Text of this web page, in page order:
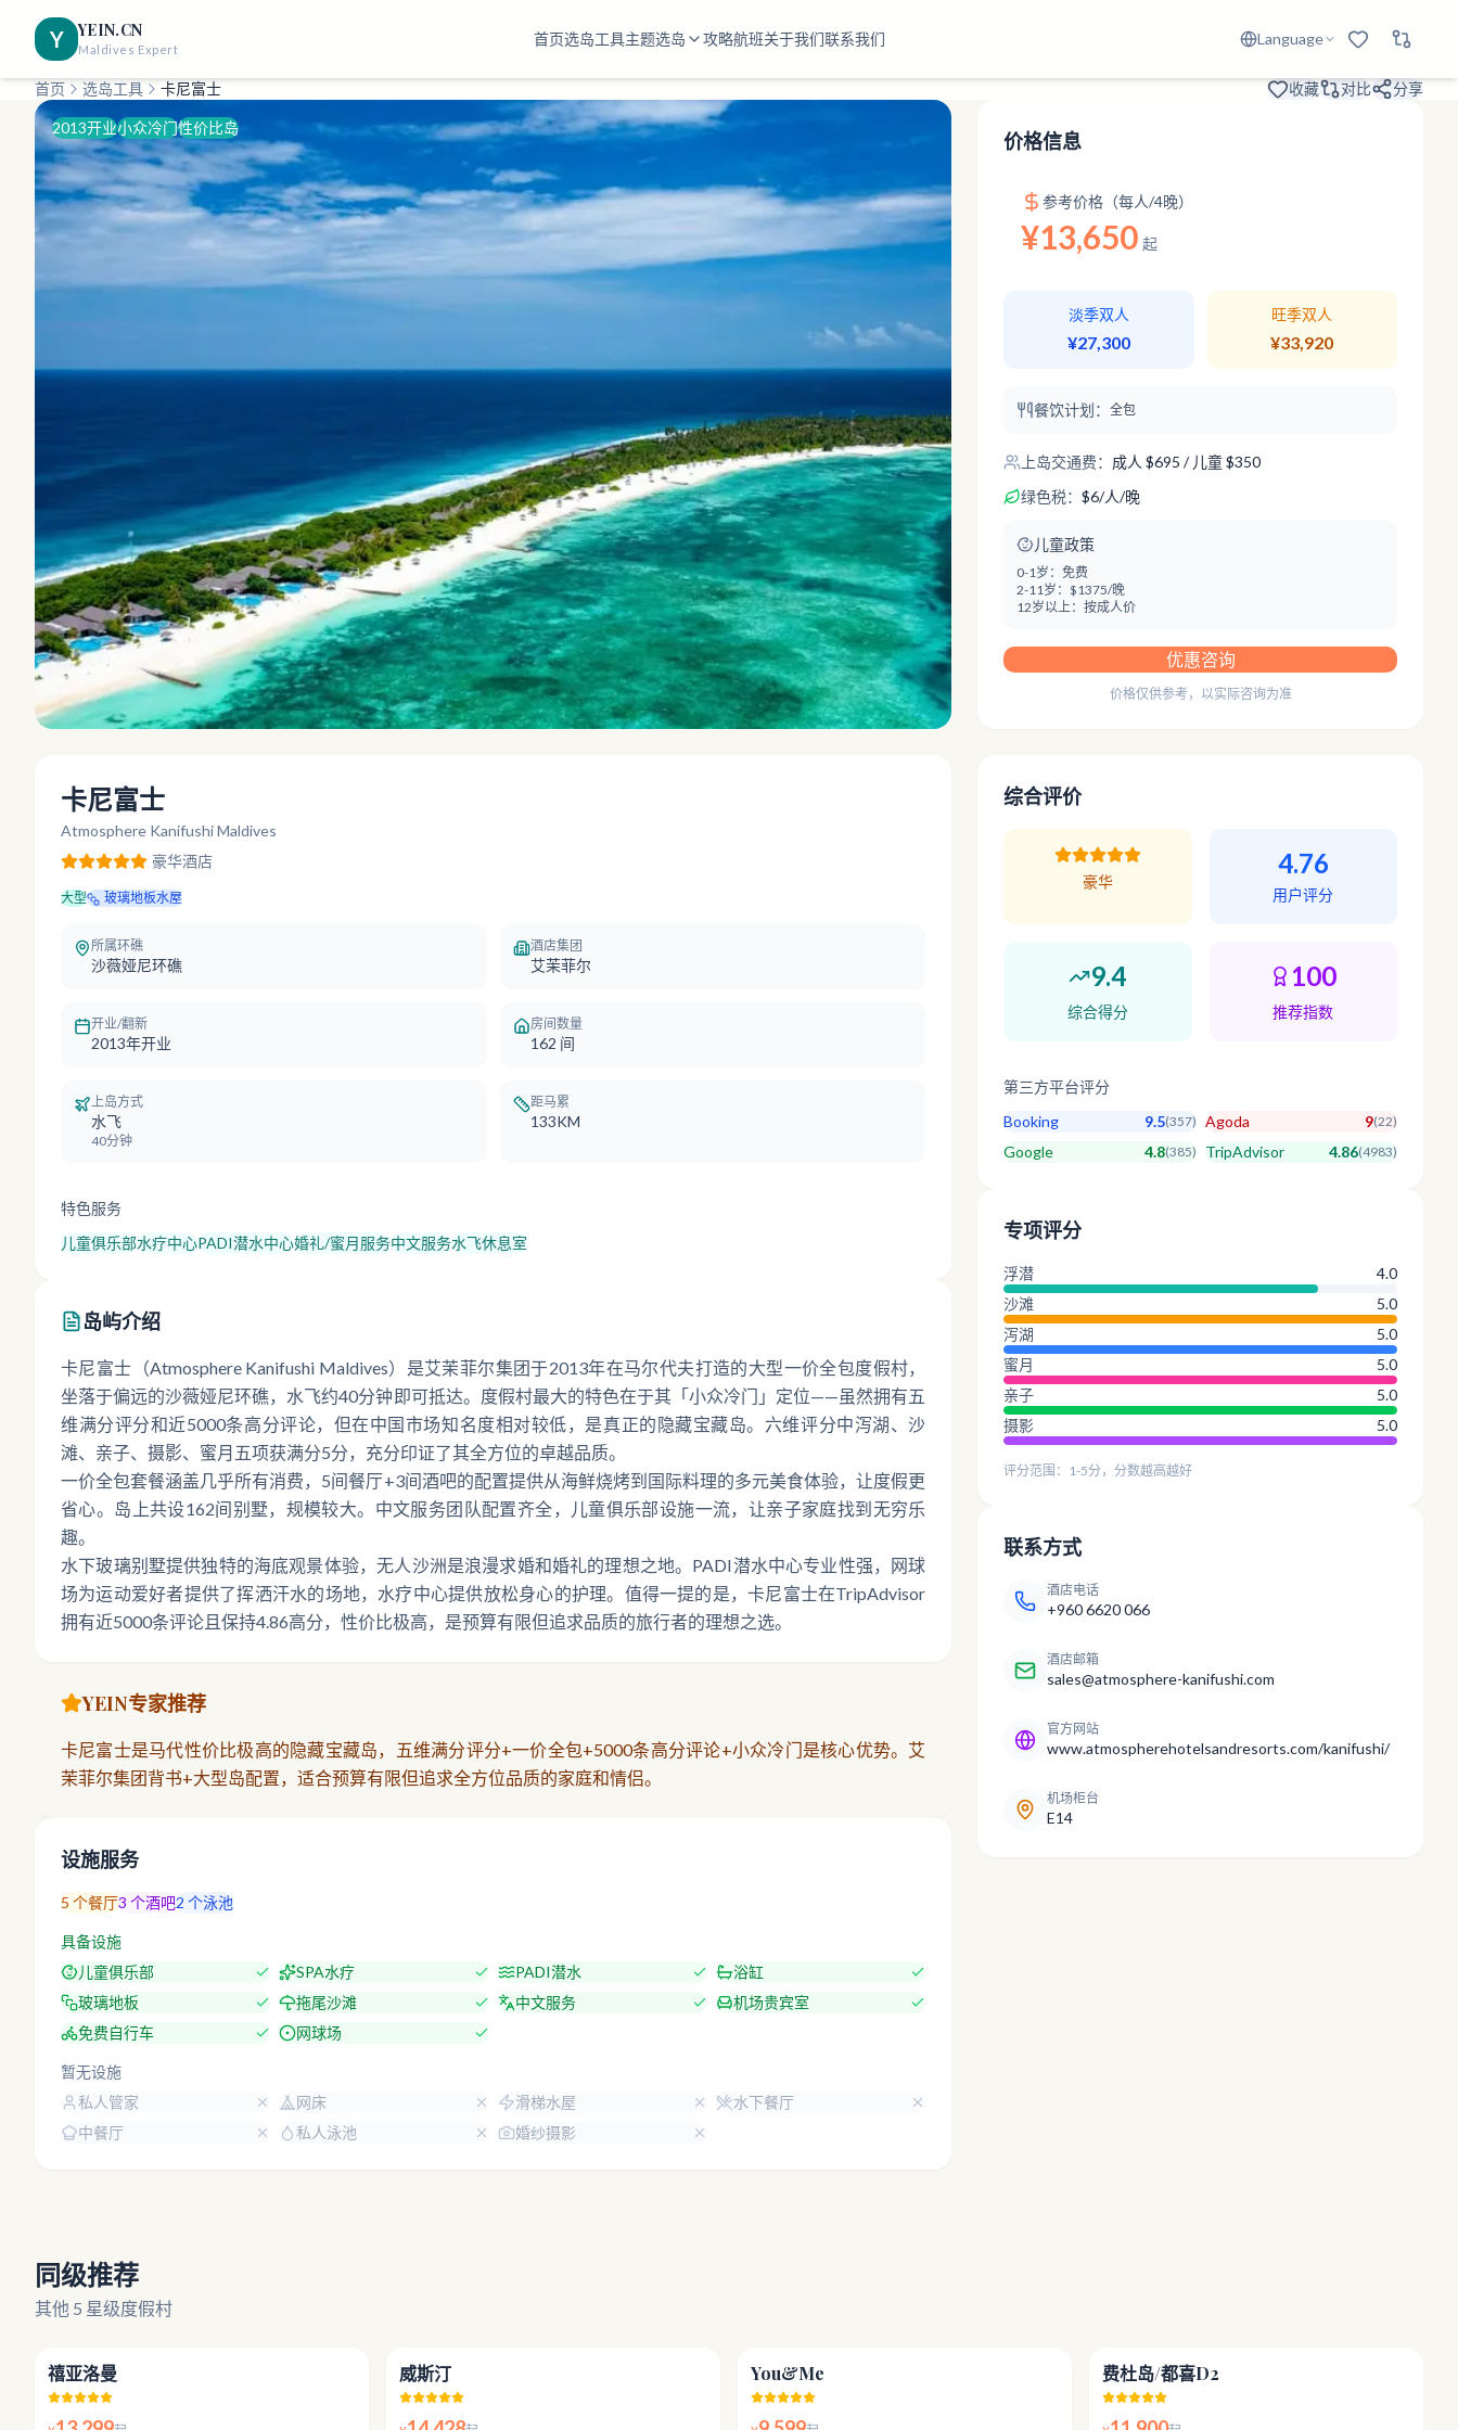
Y YEIN.CN
Maldives Expert
首页选岛工具主题选岛 攻略航班关于我们联系我们 Language
首页 选岛工具 卡尼富士 收藏 对比 分享
2013开业小众冷门性价比岛
价格信息
参考价格（每人/4晚）
¥13,650 起
淡季双人
¥27,300
旺季双人
¥33,920
餐饮计划：全包
上岛交通费： 成人 $695 / 儿童 $350
绿色税：$6/人/晚
儿童政策
0-1岁：免费
2-11岁：$1375/晚
12岁以上：按成人价
优惠咨询
价格仅供参考，以实际咨询为准
卡尼富士
Atmosphere Kanifushi Maldives
豪华酒店
大型 玻璃地板水屋
所属环礁
沙薇娅尼环礁
酒店集团
艾茉菲尔
开业/翻新
2013年开业
房间数量
162 间
上岛方式
水飞
40分钟
距马累
133KM
特色服务
儿童俱乐部水疗中心PADI潜水中心婚礼/蜜月服务中文服务水飞休息室
岛屿介绍
卡尼富士（Atmosphere Kanifushi Maldives）是艾茉菲尔集团于2013年在马尔代夫打造的大型一价全包度假村，
坐落于偏远的沙薇娅尼环礁，水飞约40分钟即可抵达。度假村最大的特色在于其「小众冷门」定位——虽然拥有五
维满分评分和近5000条高分评论，但在中国市场知名度相对较低，是真正的隐藏宝藏岛。六维评分中泻湖、沙
滩、亲子、摄影、蜜月五项获满分5分，充分印证了其全方位的卓越品质。
一价全包套餐涵盖几乎所有消费，5间餐厅+3间酒吧的配置提供从海鲜烧烤到国际料理的多元美食体验，让度假更
省心。岛上共设162间别墅，规模较大。中文服务团队配置齐全，儿童俱乐部设施一流，让亲子家庭找到无穷乐
趣。
水下玻璃别墅提供独特的海底观景体验，无人沙洲是浪漫求婚和婚礼的理想之地。PADI潜水中心专业性强，网球
场为运动爱好者提供了挥洒汗水的场地，水疗中心提供放松身心的护理。值得一提的是，卡尼富士在TripAdvisor
拥有近5000条评论且保持4.86高分，性价比极高，是预算有限但追求品质的旅行者的理想之选。
YEIN专家推荐
卡尼富士是马代性价比极高的隐藏宝藏岛，五维满分评分+一价全包+5000条高分评论+小众冷门是核心优势。艾
茉菲尔集团背书+大型岛配置，适合预算有限但追求全方位品质的家庭和情侣。
设施服务
5 个餐厅3 个酒吧2 个泳池
具备设施
儿童俱乐部 SPA水疗 PADI潜水
浴缸
玻璃地板
拖尾沙滩 中文服务
机场贵宾室
免费自行车
网球场
暂无设施
私人管家 网床 滑梯水屋
水下餐厅
中餐厅
私人泳池 婚纱摄影
综合评价
豪华
4.76
用户评分
9.4
综合得分
100
推荐指数
第三方平台评分
Booking 9.5(357) Agoda 9(22)
Google 4.8(385) TripAdvisor 4.86(4983)
专项评分
浮潜
4.0
沙滩
5.0
泻湖
5.0
蜜月
5.0
亲子
5.0
摄影
5.0
评分范围：1-5分，分数越高越好
联系方式
酒店电话
+960 6620 066
酒店邮箱
sales@atmosphere-kanifushi.com
官方网站
www.atmospherehotelsandresorts.com/kanifushi/
机场柜台
E14
同级推荐
其他 5 星级度假村
禧亚洛曼 威斯汀 You&Me 费杜岛/都喜D2